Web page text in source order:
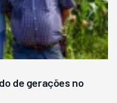
de gerações no